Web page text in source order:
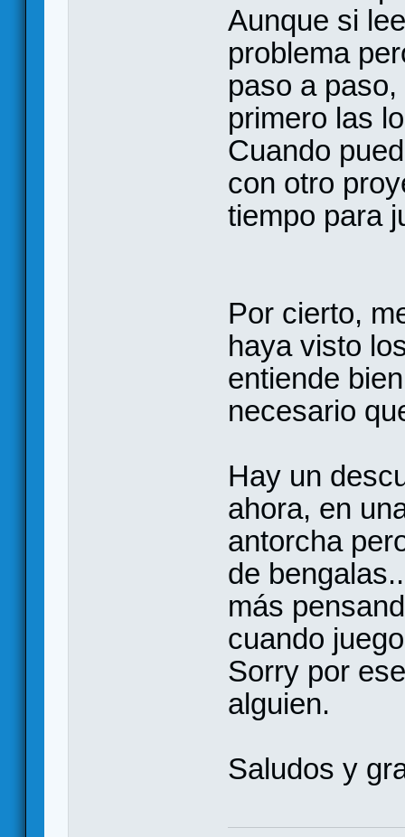
Aunque si
problema
paso a
primero las
Cuando
con otro
tiempo para
Por cierto,
haya visto
entiende
necesario
Hay un
ahora, en
antorcha
de
más
cuando
Sorry por
alguien.
Saludos y